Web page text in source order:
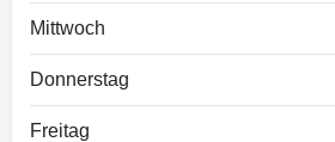
Mittwoch
Donnerstag
Freitag